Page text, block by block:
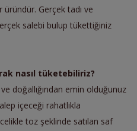
üründür. Gerçek tadı ve
salebi bulup tükettiğiniz
nasıl tüketebiliriz?
doğallığından emin olduğunuz
içeceği rahatlıkla
toz şeklinde satılan saf